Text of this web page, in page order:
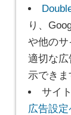
り、
や他のサ
適切な
示できま
サイ
広告設定